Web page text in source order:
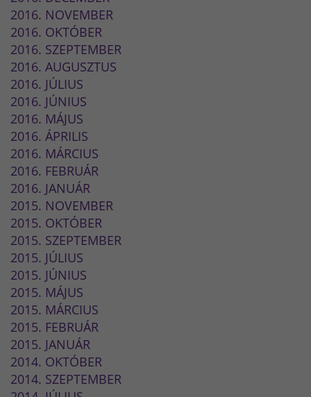
2016. NOVEMBER
2016. OKTÓBER
2016. SZEPTEMBER
2016. AUGUSZTUS
2016. JÚLIUS
2016. JÚNIUS
2016. MÁJUS
2016. ÁPRILIS
2016. MÁRCIUS
2016. FEBRUÁR
2016. JANUÁR
2015. NOVEMBER
2015. OKTÓBER
2015. SZEPTEMBER
2015. JÚLIUS
2015. JÚNIUS
2015. MÁJUS
2015. MÁRCIUS
2015. FEBRUÁR
2015. JANUÁR
2014. OKTÓBER
2014. SZEPTEMBER